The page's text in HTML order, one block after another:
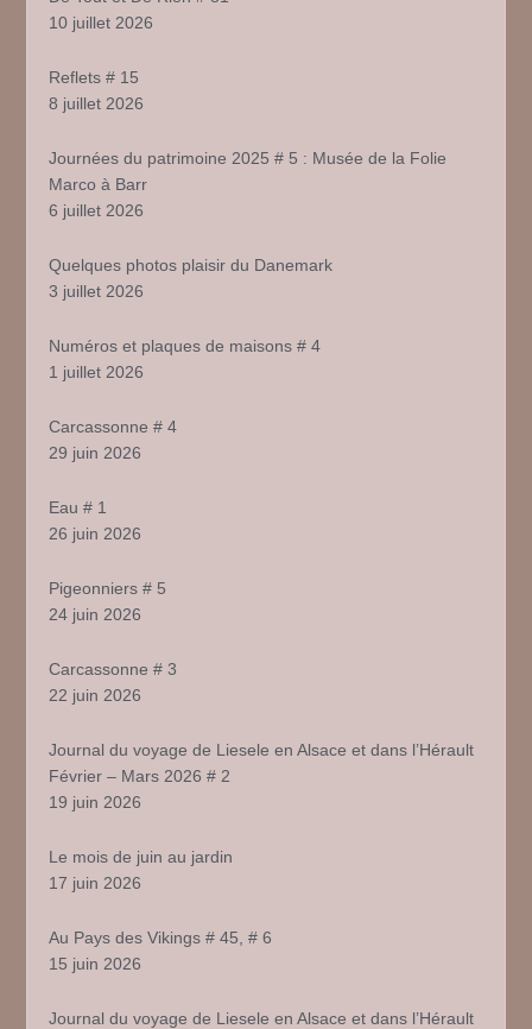
10 juillet 2026
Reflets # 15
8 juillet 2026
Journées du patrimoine 2025 # 5 : Musée de la Folie
Marco à Barr
6 juillet 2026
Quelques photos plaisir du Danemark
3 juillet 2026
Numéros et plaques de maisons # 4
1 juillet 2026
Carcassonne # 4
29 juin 2026
Eau # 1
26 juin 2026
Pigeonniers # 5
24 juin 2026
Carcassonne # 3
22 juin 2026
Journal du voyage de Liesele en Alsace et dans l’Hérault
Février – Mars 2026 # 2
19 juin 2026
Le mois de juin au jardin
17 juin 2026
Au Pays des Vikings # 45, # 6
15 juin 2026
Journal du voyage de Liesele en Alsace et dans l’Hérault